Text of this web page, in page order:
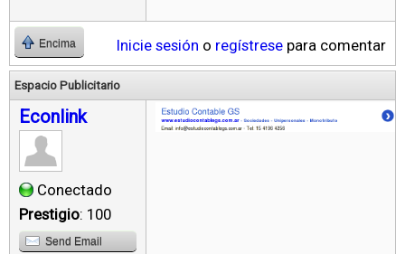
Encima Inicie sesión o regístrese para comentar
Espacio Publicitario
Econlink
Conectado
Prestigio: 100
Send Email